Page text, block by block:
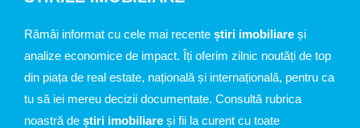
Rămâi informat cu cele mai recente știri imobiliare și
analize economice de impact. Îți oferim zilnic noutăți de top
din piața de real estate, națională și internațională, pentru ca
tu să iei mereu decizii documentate. Consultă rubrica
noastră de știri imobiliare și fii la curent cu toate